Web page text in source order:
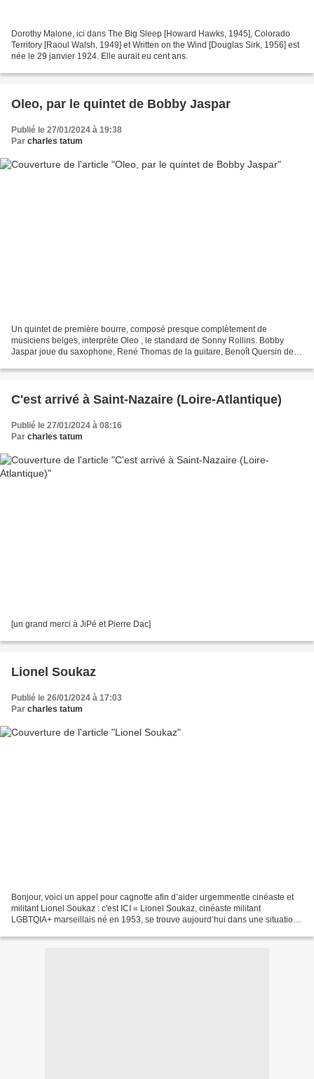
Dorothy Malone, ici dans The Big Sleep [Howard Hawks, 1945], Colorado
Territory [Raoul Walsh, 1949] et Written on the Wind [Douglas Sirk, 1956] est
née le 29 janvier 1924. Elle aurait eu cent ans.
Oleo, par le quintet de Bobby Jaspar
Publié le 27/01/2024 à 19:38
Par charles tatum
Un quintet de première bourre, composé presque complètement de
musiciens belges, interprète Oleo , le standard de Sonny Rollins. Bobby
Jaspar joue du saxophone, René Thomas de la guitare, Benoît Quersin de la
C'est arrivé à Saint-Nazaire (Loire-Atlantique)
Publié le 27/01/2024 à 08:16
Par charles tatum
[un grand merci à JiPé et Pierre Dac]
Lionel Soukaz
Publié le 26/01/2024 à 17:03
Par charles tatum
Bonjour, voici un appel pour cagnotte afin d’aider urgemmentle cinéaste et
militant Lionel Soukaz : c'est ICI « Lionel Soukaz, cinéaste militant
LGBTQIA+ marseillais né en 1953, se trouve aujourd’hui dans une situation